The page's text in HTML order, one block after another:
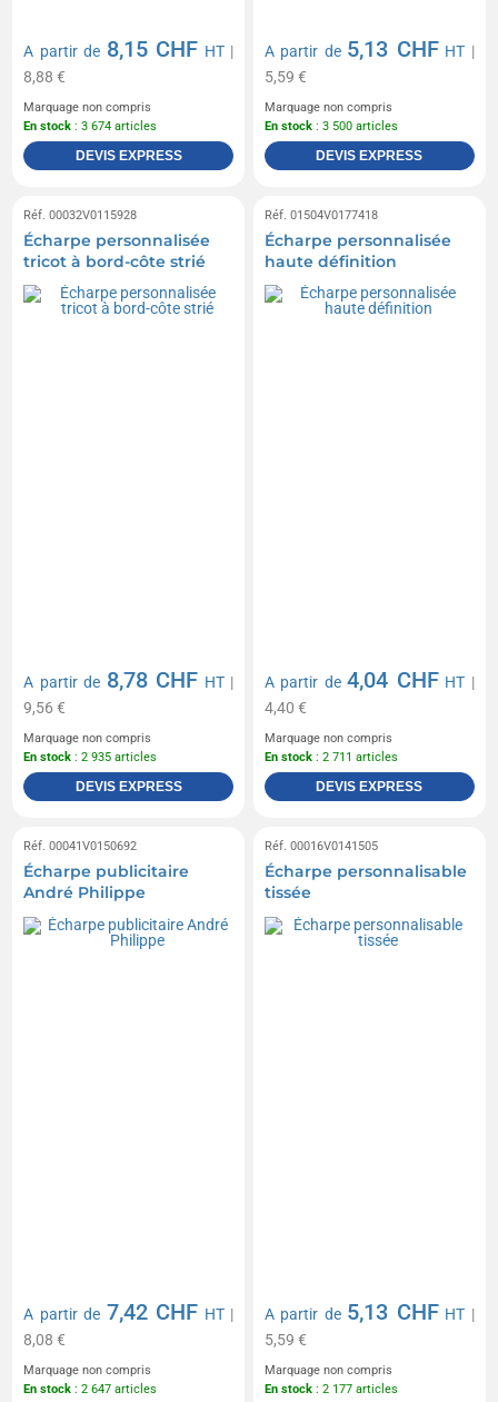
A partir de 8,15 CHF HT|
8,88 €
Marquage non compris
En stock : 3 674 articles
DEVIS EXPRESS
A partir de 5,13 CHF HT |
5,59 €
Marquage non compris
En stock : 3 500 articles
DEVIS EXPRESS
Réf. 00032V0115928
Écharpe personnalisée
tricot à bord-côte strié
A partir de 8,78 CHF HT|
9,56 €
Marquage non compris
En stock : 2 935 articles
DEVIS EXPRESS
Réf. 01504V0177418
Écharpe personnalisée
haute définition
A partir de4,04 CHF HT |
4,40 €
Marquage non compris
En stock : 2 711 articles
DEVIS EXPRESS
Réf. 00041V0150692
Écharpe publicitaire
André Philippe
A partir de 7,42 CHF HT|
8,08 €
Marquage non compris
En stock : 2 647 articles
Réf. 00016V0141505
Écharpe personnalisable
tissée
A partir de 5,13 CHF HT |
5,59 €
Marquage non compris
En stock : 2 177 articles